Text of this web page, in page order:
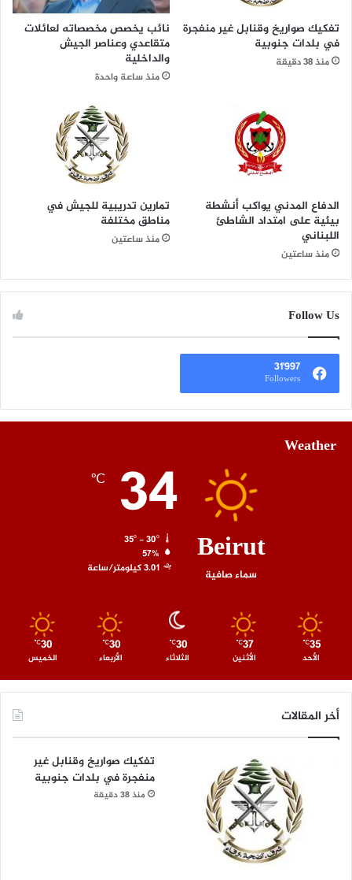
تفكيك صواريخ وقنابل غير منفجرة
في بلدات جنوبية
منذ 38 دقيقة
نائب يخصص مخصصاته لعائلات
متقاعدي وعناصر الجيش
والداخلية
منذ ساعة واحدة
الدفاع المدني يواكب أنشطة
بيئية على امتداد الشاطئ
اللبناني
منذ ساعتين
تمارين تدريبية للجيش في
مناطق مختلفة
منذ ساعتين
Follow Us
31٬997
Followers
Weather
Beirut
سماء صافية
34
℃
35º - 30º
57%
3.01 كيلومتر/ساعة
35
℃
الأحد
37
℃
الأثنين
30
℃
الثلاثاء
30
℃
الأربعاء
30
℃
الخميس
أخر المقالات
تفكيك صواريخ وقنابل غير
منفجرة في بلدات جنوبية
منذ 38 دقيقة